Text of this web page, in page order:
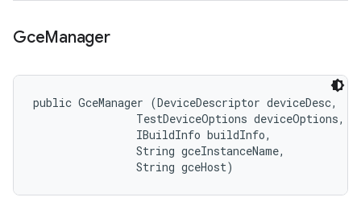
GceManager
public GceManager (DeviceDescriptor deviceDesc,
                TestDeviceOptions deviceOptions,
                IBuildInfo buildInfo,
                String gceInstanceName,
                String gceHost)